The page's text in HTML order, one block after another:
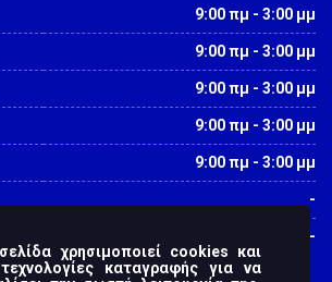
9:00 πμ - 3:00 μμ
9:00 πμ - 3:00 μμ
9:00 πμ - 3:00 μμ
9:00 πμ - 3:00 μμ
9:00 πμ - 3:00 μμ
-
-
χρησιμοποιεί cookies και
καταγραφής για να